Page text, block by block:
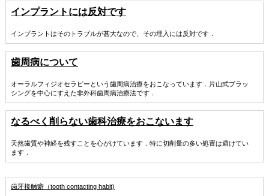
インプラントには反対です
インプラントはそのトラブルが甚大なので、その埋入には反対です．
歯周病について
オーラルフィジオセラピーという歯周病治療をおこなっています．片山式ブラッ
シングを中心にすえた非外科歯周病治療法です．
なるべく削らない歯科治療をおこないます
天然歯質や神経を残すことを心がけています．特に切削量の多い処置は避けてい
ます．
歯牙接触癖（tooth contacting habit)